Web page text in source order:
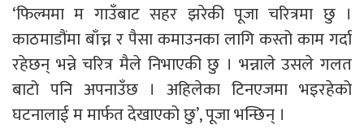
‘फिल्ममा म गाउँबाट सहर झरेकी पूजा चरित्रमा छु ।
काठमाडौंमा बाँच्न र पैसा कमाउनका लागि कस्तो काम गर्दा
रहेछन् भन्ने चरित्र मैले निभाएकी छु । भन्नाले उसले गलत
बाटो पनि अपनाउँछ । अहिलेका टिनएजमा भइरहेको
घटनालाई म मार्फत देखाएको छु’, पूजा भन्छिन् ।